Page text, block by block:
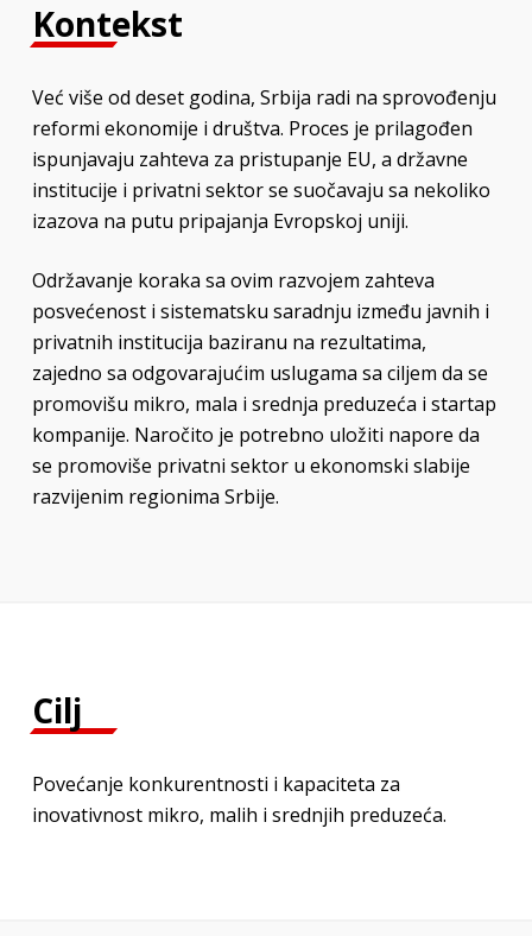
Kontekst
Već više od deset godina, Srbija radi na sprovođenju
reformi ekonomije i društva. Proces je prilagođen
ispunjavaju zahteva za pristupanje EU, a državne
institucije i privatni sektor se suočavaju sa nekoliko
izazova na putu pripajanja Evropskoj uniji.
Održavanje koraka sa ovim razvojem zahteva
posvećenost i sistematsku saradnju između javnih i
privatnih institucija baziranu na rezultatima,
zajedno sa odgovarajućim uslugama sa ciljem da se
promovišu mikro, mala i srednja preduzeća i startap
kompanije. Naročito je potrebno uložiti napore da
se promoviše privatni sektor u ekonomski slabije
razvijenim regionima Srbije.
Cilj
Povećanje konkurentnosti i kapaciteta za
inovativnost mikro, malih i srednjih preduzeća.